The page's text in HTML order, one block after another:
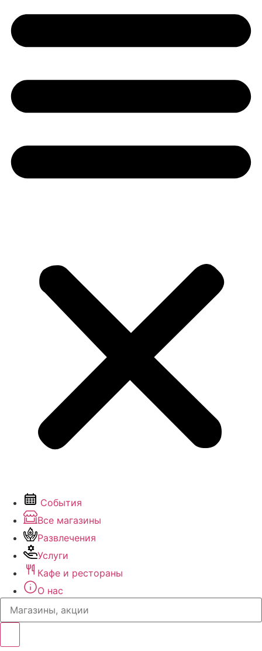
События
Все магазины
Развлечения
Услуги
Кафе и рестораны
О нас
Search